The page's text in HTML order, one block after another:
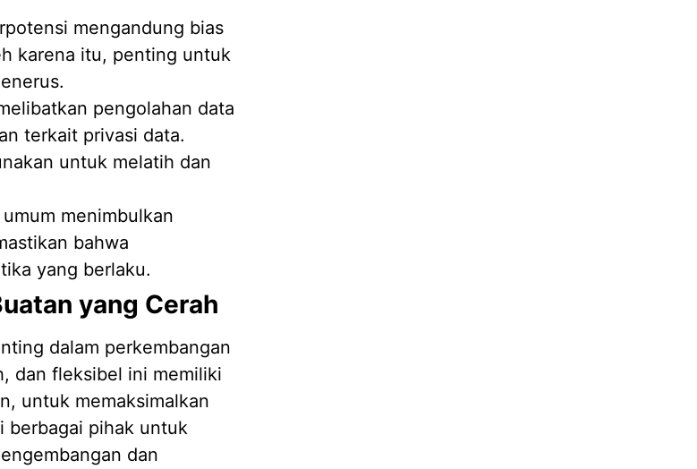
mengandung bias
karena itu, penting untuk
pengolahan data
terkait privasi data.
untuk melatih dan
menimbulkan
bahwa
yang berlaku.
yang Cerah
dalam perkembangan
dan fleksibel ini memiliki
untuk memaksimalkan
berbagai pihak untuk
dan